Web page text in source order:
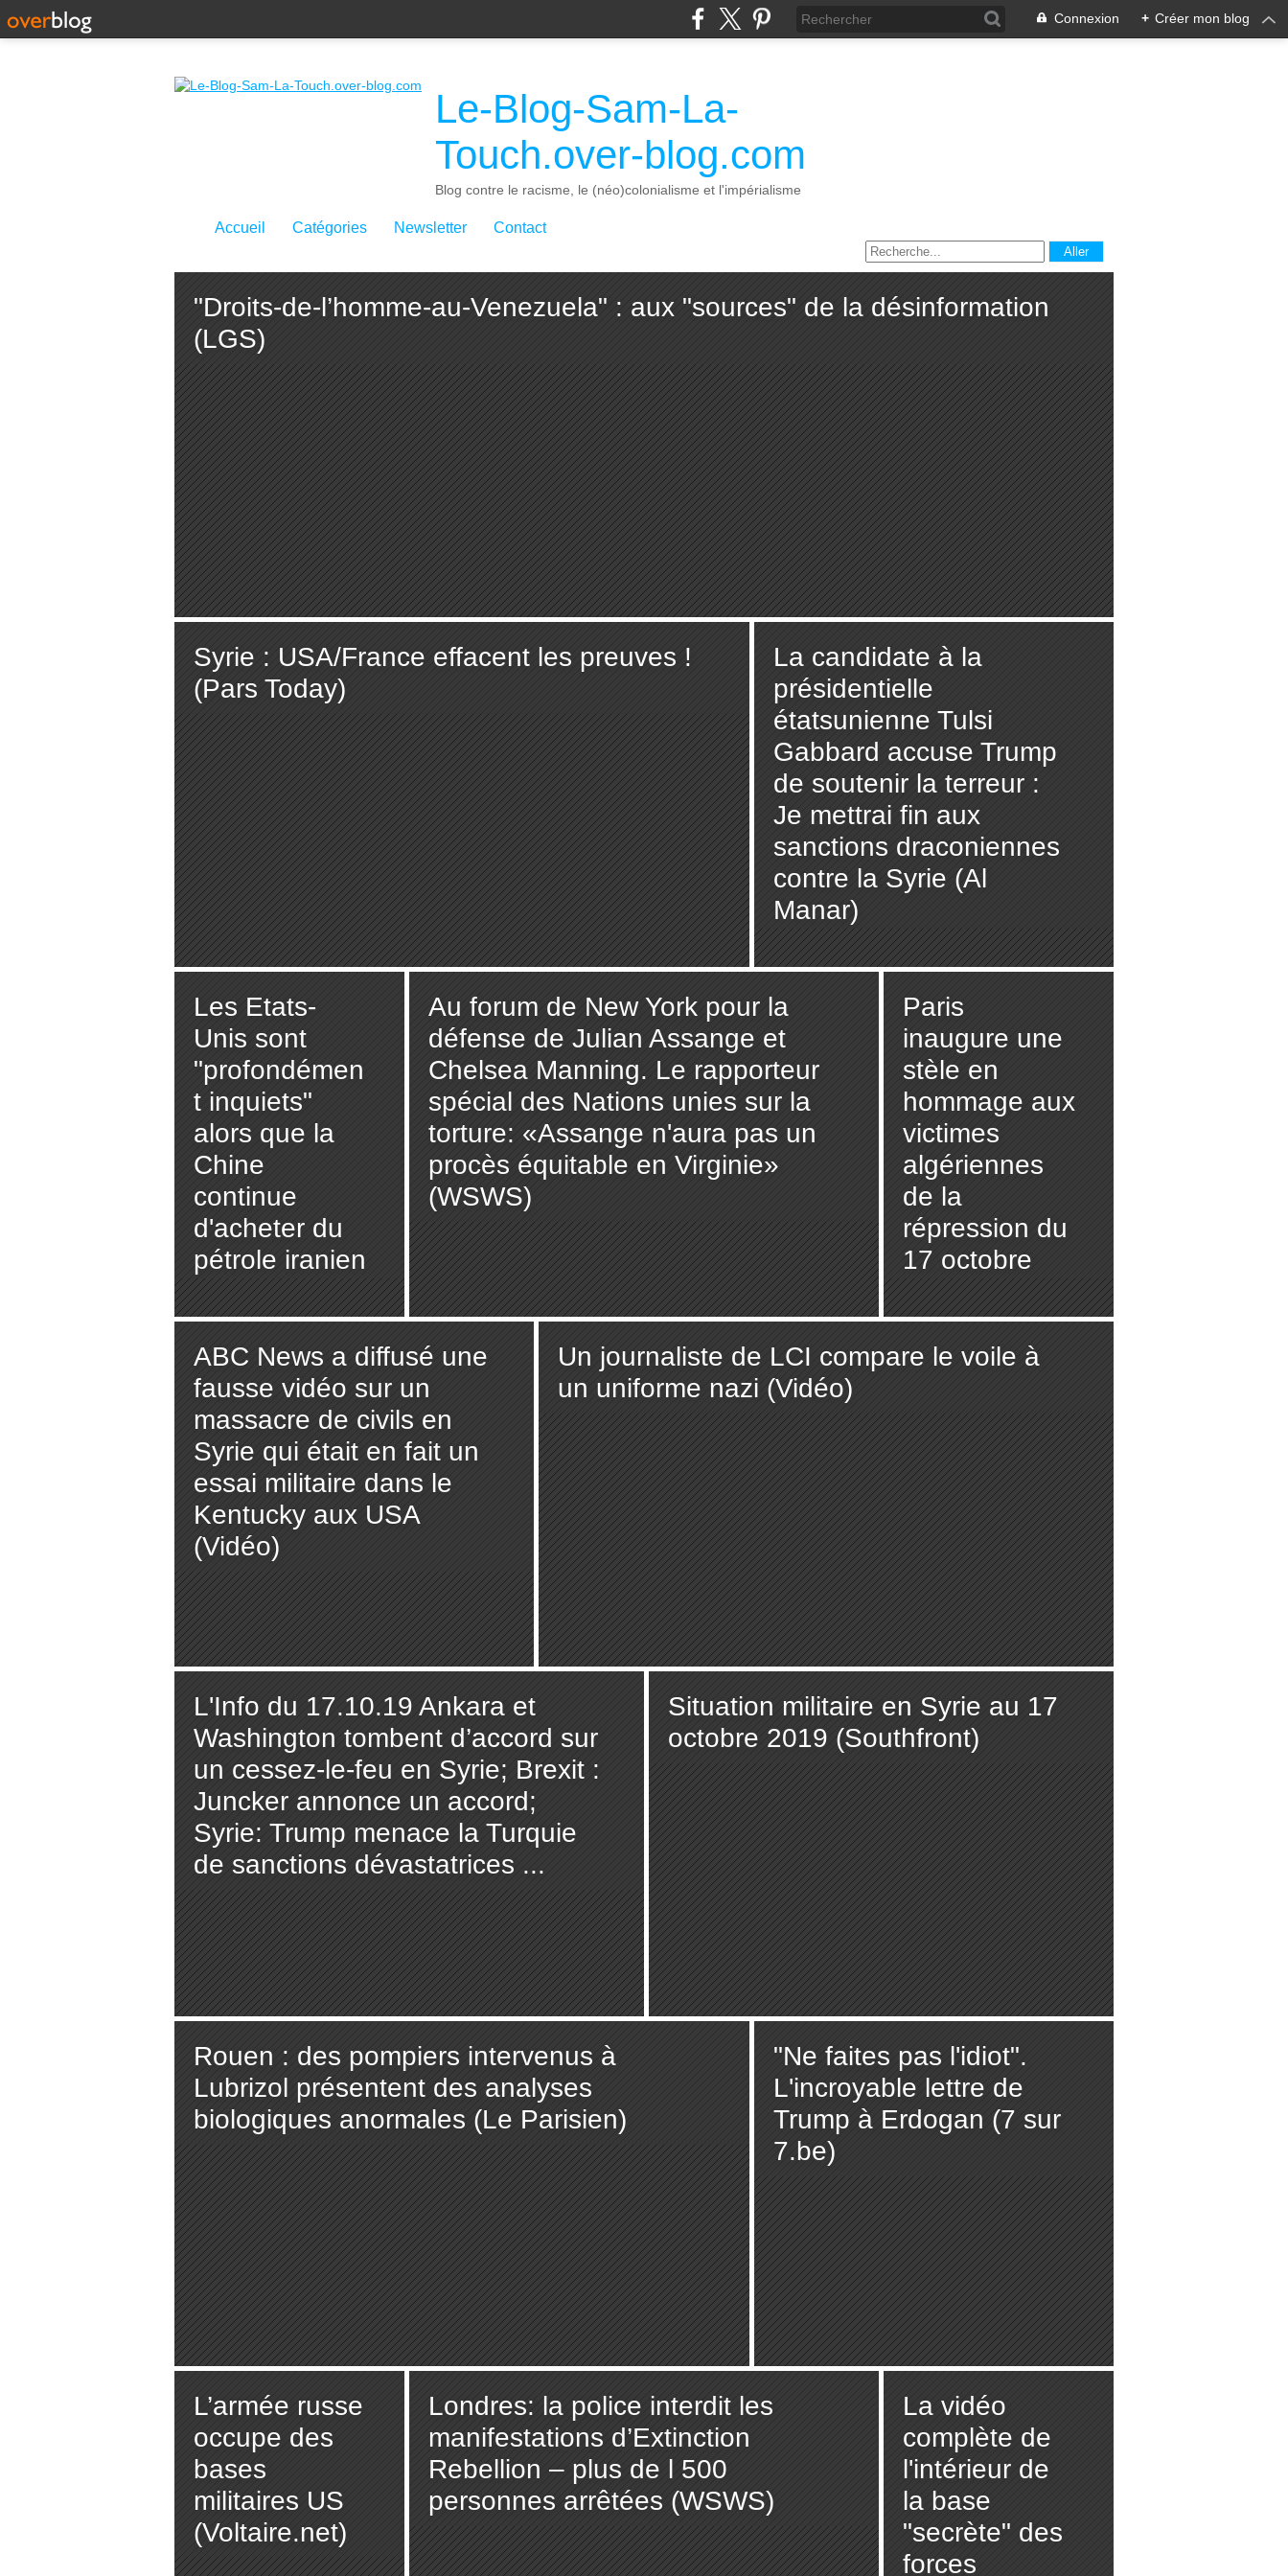
Connexion + Créer mon blog
Le-Blog-Sam-La-
Touch.over-blog.com
Blog contre le racisme, le (néo)colonialisme et l'impérialisme
Accueil Catégories Newsletter Contact
"Droits-de-l’homme-au-Venezuela" : aux "sources" de la désinformation
(LGS)
Syrie : USA/France effacent les preuves !
(Pars Today)
La candidate à la
présidentielle
étatsunienne Tulsi
Gabbard accuse Trump
de soutenir la terreur :
Je mettrai fin aux
sanctions draconiennes
contre la Syrie (Al
Manar)
Les Etats-
Unis sont
"profondémen
t inquiets"
alors que la
Chine
continue
d'acheter du
pétrole iranien
(Press TV)
Au forum de New York pour la
défense de Julian Assange et
Chelsea Manning. Le rapporteur
spécial des Nations unies sur la
torture: «Assange n'aura pas un
procès équitable en Virginie»
(WSWS)
Paris
inaugure une
stèle en
hommage aux
victimes
algériennes
de la
répression du
17 octobre
1961 (AFP)
ABC News a diffusé une
fausse vidéo sur un
massacre de civils en
Syrie qui était en fait un
essai militaire dans le
Kentucky aux USA
(Vidéo)
Un journaliste de LCI compare le voile à
un uniforme nazi (Vidéo)
L'Info du 17.10.19 Ankara et
Washington tombent d’accord sur
un cessez-le-feu en Syrie; Brexit :
Juncker annonce un accord;
Syrie: Trump menace la Turquie
de sanctions dévastatrices ...
Situation militaire en Syrie au 17
octobre 2019 (Southfront)
Rouen : des pompiers intervenus à
Lubrizol présentent des analyses
biologiques anormales (Le Parisien)
"Ne faites pas l'idiot".
L'incroyable lettre de
Trump à Erdogan (7 sur
7.be)
L’armée russe
occupe des
bases
militaires US
(Voltaire.net)
Londres: la police interdit les
manifestations d’Extinction
Rebellion – plus de l 500
personnes arrêtées (WSWS)
La vidéo
complète de
l'intérieur de
la base
"secrète" des
forces